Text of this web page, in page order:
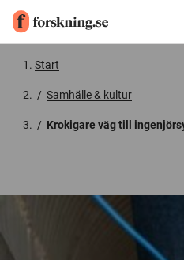
Start
/ Samhälle & kultur
/ Krokigare väg till